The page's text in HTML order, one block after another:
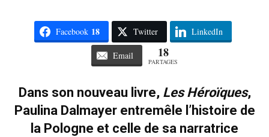
Facebook 18 Twitter LinkedIn
Email 18
PARTAGES
Dans son nouveau livre, Les Héroïques,
Paulina Dalmayer entremêle l’histoire de
la Pologne et celle de sa narratrice